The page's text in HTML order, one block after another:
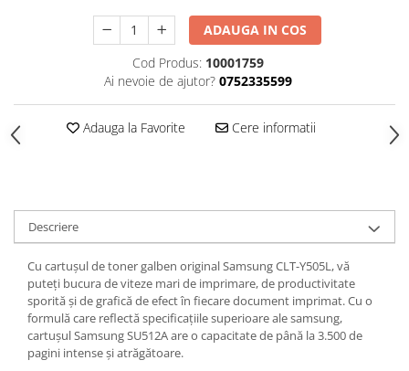
ADAUGA IN COS
Cod Produs: 10001759
Ai nevoie de ajutor? 0752335599
Adauga la Favorite Cere informatii
Descriere
Cu cartușul de toner galben original Samsung CLT-Y505L, vă
puteți bucura de viteze mari de imprimare, de productivitate
sporită și de grafică de efect în fiecare document imprimat. Cu o
formulă care reflectă specificațiile superioare ale samsung,
cartușul Samsung SU512A are o capacitate de până la 3.500 de
pagini intense și atrăgătoare.